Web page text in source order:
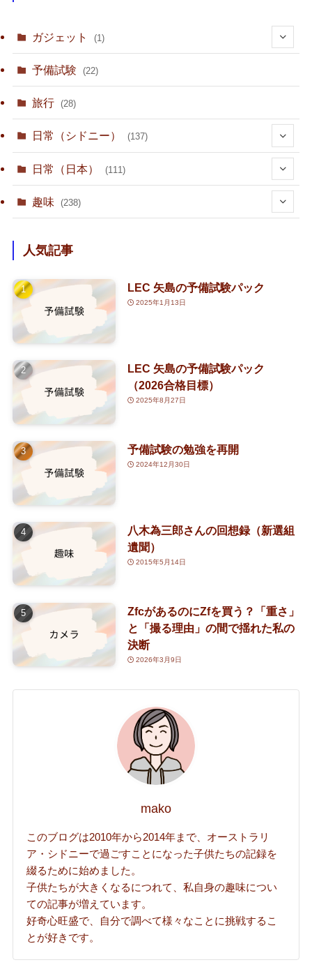
ガジェット (1)
(1)
予備試験 (22)
旅行 (28)
日常（シドニー） (137)
(36)
日常（日本） (111)
(10)
(2)
趣味 (238)
(30)
(25)
(14)
(1)
(5)
人気記事
LEC 矢島の予備試験パック
2025年1月13日
LEC 矢島の予備試験パック
（2026合格目標）
2025年8月27日
予備試験の勉強を再開
2024年12月30日
八木為三郎さんの回想録（新選組
遺聞）
2015年5月14日
ZfcがあるのにZfを買う？「重さ」
と「撮る理由」の間で揺れた私の
決断
2026年3月9日
mako
このブログは2010年から2014年まで、オーストラリ
ア・シドニーで過ごすことになった子供たちの記録を
綴るために始めました。
子供たちが大きくなるにつれて、私自身の趣味につい
ての記事が増えています。
好奇心旺盛で、自分で調べて様々なことに挑戦するこ
とが好きです。